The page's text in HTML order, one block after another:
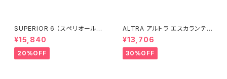
SUPERIOR 6 （スペリオール
6） メンズ Deep Forest
¥15,840
20%OFF
ALTRA アルトラ エスカランテ
レーサー ウィメンズ
¥13,706
30%OFF